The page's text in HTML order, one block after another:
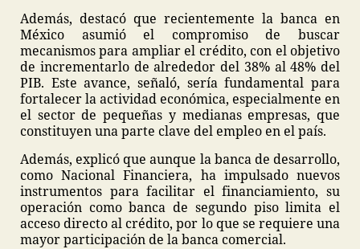
Además, destacó que recientemente la banca en
México asumió el compromiso de buscar
mecanismos para ampliar el crédito, con el objetivo
de incrementarlo de alrededor del 38% al 48% del
PIB. Este avance, señaló, sería fundamental para
fortalecer la actividad económica, especialmente en
el sector de pequeñas y medianas empresas, que
constituyen una parte clave del empleo en el país.
Además, explicó que aunque la banca de desarrollo,
como Nacional Financiera, ha impulsado nuevos
instrumentos para facilitar el financiamiento, su
operación como banca de segundo piso limita el
acceso directo al crédito, por lo que se requiere una
mayor participación de la banca comercial.